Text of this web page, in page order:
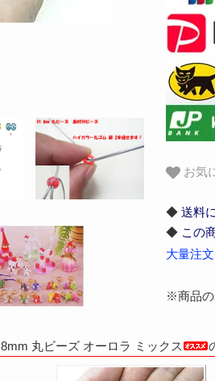
お気
◆ 送料
◆ この
大量注
※商品の
丸ビーズ オーロラ ミックス